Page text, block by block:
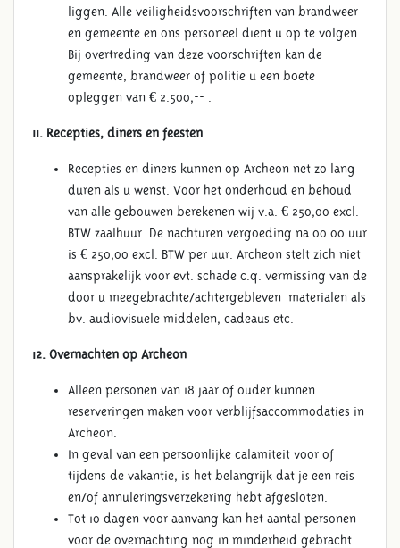
liggen. Alle veiligheidsvoorschriften van brandweer
en gemeente en ons personeel dient u op te volgen.
Bij overtreding van deze voorschriften kan de
gemeente, brandweer of politie u een boete
opleggen van € 2.500,-- .
11. Recepties, diners en feesten
Recepties en diners kunnen op Archeon net zo lang
duren als u wenst. Voor het onderhoud en behoud
van alle gebouwen berekenen wij v.a. € 250,00 excl.
BTW zaalhuur. De nachturen vergoeding na 00.00 uur
is € 250,00 excl. BTW per uur. Archeon stelt zich niet
aansprakelijk voor evt. schade c.q. vermissing van de
door u meegebrachte/achtergebleven materialen als
bv. audiovisuele middelen, cadeaus etc.
12. Overnachten op Archeon
Alleen personen van 18 jaar of ouder kunnen
reserveringen maken voor verblijfsaccommodaties in
Archeon.
In geval van een persoonlijke calamiteit voor of
tijdens de vakantie, is het belangrijk dat je een reis
en/of annuleringsverzekering hebt afgesloten.
Tot 10 dagen voor aanvang kan het aantal personen
voor de overnachting nog in minderheid gebracht